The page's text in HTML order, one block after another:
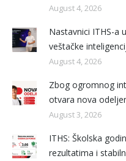
August 4, 2026
Nastavnici ITHS-a
veštačke
August 4, 2026
Zbog ogromnog
otvara nova
August 3, 2026
ITHS: Školska
rezultatima i